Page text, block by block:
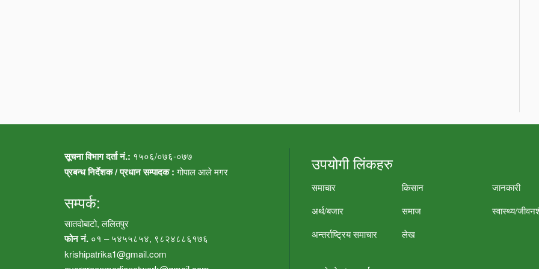
सूचना विभाग दर्ता नं.: १५०६/०७६-०७७
प्रबन्ध निर्देशक / प्रधान सम्पादक :गोपाल आले मगर
सम्पर्क:
सातदोबाटो, ललितपुर
फोन नं. ०१ – ५४५५८५४, ९८२४८८६१७६
krishipatrika1@gmail.com
उपयोगी लिंकहरु
समाचार किसान
जानकारी
अर्थ/बजार
समाज
स्वास्थ्य/
अन्तर्राष्ट्रिय समाचार
लेख